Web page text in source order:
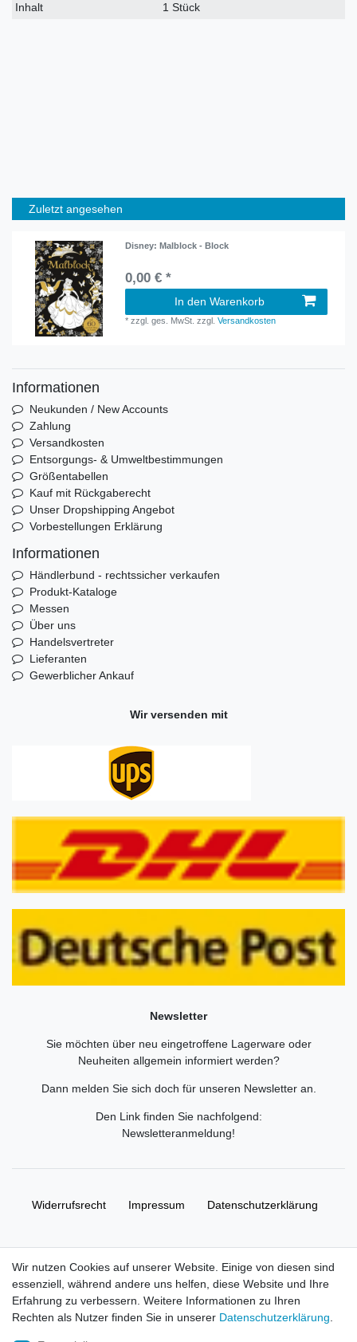
Inhalt
1 Stück
Zuletzt angesehen
Disney: Malblock - Block
0,00 € *
In den Warenkorb
*zzgl. ges. MwSt. zzgl.Versandkosten
Informationen
Neukunden / New Accounts
Zahlung
Versandkosten
Entsorgungs- & Umweltbestimmungen
Größentabellen
Kauf mit Rückgaberecht
Unser Dropshipping Angebot
Vorbestellungen Erklärung
Informationen
Händlerbund - rechtssicher verkaufen
Produkt-Kataloge
Messen
Über uns
Handelsvertreter
Lieferanten
Gewerblicher Ankauf
Wir versenden mit
Newsletter
Sie möchten über neu eingetroffene Lagerware oder
Neuheiten allgemein informiert werden?
Dann melden Sie sich doch für unseren Newsletter an.
Den Link finden Sie nachfolgend:
Newsletteranmeldung!
Widerrufs­recht Impressum Daten­schutz­erklärung
© Copyright 2026 | Alle Rechte vorbehalten. HL-
Handelsgesellschaft mbH.
Wir nutzen Cookies auf unserer Website. Einige von diesen sind
essenziell, während andere uns helfen, diese Website und Ihre
Erfahrung zu verbessern. Weitere Informationen zu Ihren
Rechten als Nutzer finden Sie in unserer Daten­schutz­erklärung